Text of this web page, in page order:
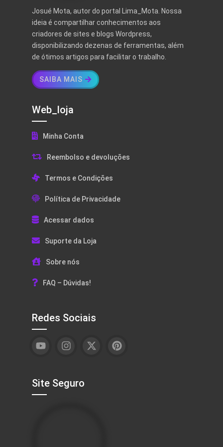
Josué Mota, autor do portal Lima_Mota. Nossa
ideia é compartilhar conhecimentos aos
criadores de sites e blogs Wordpress,
disponibilizando dezenas de ferramentas, além
de ótimos artigos para facilitar o trabalho.
SAIBA MAIS
Web_loja
Minha Conta
Reembolso e devoluções
Termos e Condições
Política de Privacidade
Acessar dados
Suporte da Loja
Sobre nós
FAQ – Dúvidas!
Redes Sociais
Site Seguro